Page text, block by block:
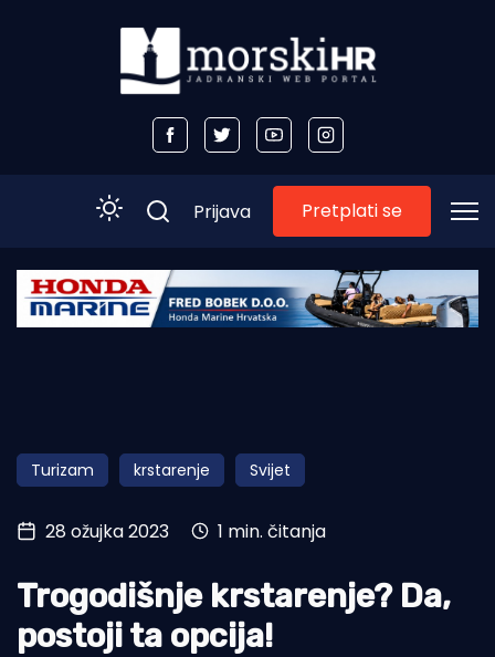
Početna
Obala
Otoci
Turizam i nautika
Pomorstvo
Ribolov
Prijava Pretplati se
Turizam krstarenje Svijet
28 ožujka 2023 1 min. čitanja
Trogodišnje krstarenje? Da,
postoji ta opcija!